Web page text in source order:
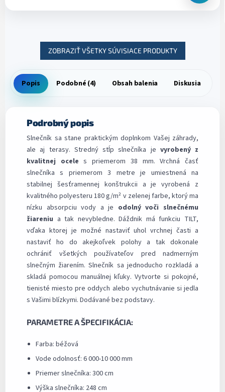
ZOBRAZIŤ VŠETKY SÚVISIACE PRODUKTY
Popis Podobné (4) Obsah balenia Diskusia
Podrobný popis
Slnečník sa stane praktickým doplnkom Vašej záhrady,
ale aj terasy. Stredný stĺp slnečníka je vyrobený z
kvalitnej ocele s priemerom 38 mm. Vrchná časť
slnečníka s priemerom 3 metre je umiestnená na
stabilnej šesťramennej konštrukcii a je vyrobená z
kvalitného polyesteru 180 g/m² v zelenej farbe, ktorý ma
nízku absorpciu vody a je odolný voči slnečnému
žiareniu a tak nevybledne. Dáždnik má funkciu TILT,
vďaka ktorej je možné nastaviť uhol vrchnej časti a
nastaviť ho do akejkoľvek polohy a tak dokonale
ochrániť všetkých používateľov pred nadmerným
slnečným žiarením. Slnečník sa jednoducho rozkladá a
skladá pomocou manuálnej kľuky. Vytvorte si pokojné,
tienisté miesto pre oddych alebo vychutnávanie si jedla
s Vašimi blízkymi. Dodávané bez podstavy.
PARAMETRE A ŠPECIFIKÁCIA:
Farba: béžová
Vode odolnosť: 6 000-10 000 mm
Priemer slnečníka: 300 cm
Výška slnečníka: 248 cm